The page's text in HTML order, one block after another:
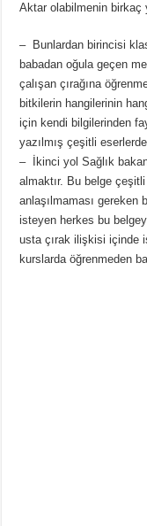
Aktar olabilmenin birkaç
– Bunlardan birincisi
babadan oğula geçen
çalışan çırağına
bitkilerin hangilerinin
için kendi bilgilerinden
yazılmış çeşitli
– İkinci yol Sağlık
almaktır. Bu belge
anlaşılmaması gereken
isteyen herkes bu
usta çırak ilişkisi içinde
kurslarda öğrenmeden